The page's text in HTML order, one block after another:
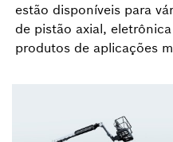
estão disponíveis para
de pistão axial,
produtos de aplicações